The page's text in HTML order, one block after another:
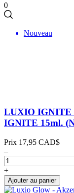
0
Nouveau
LUXIO IGNITE
IGNITE 15ml.
Prix 17,95 CAD$
–
+
Ajouter au panier